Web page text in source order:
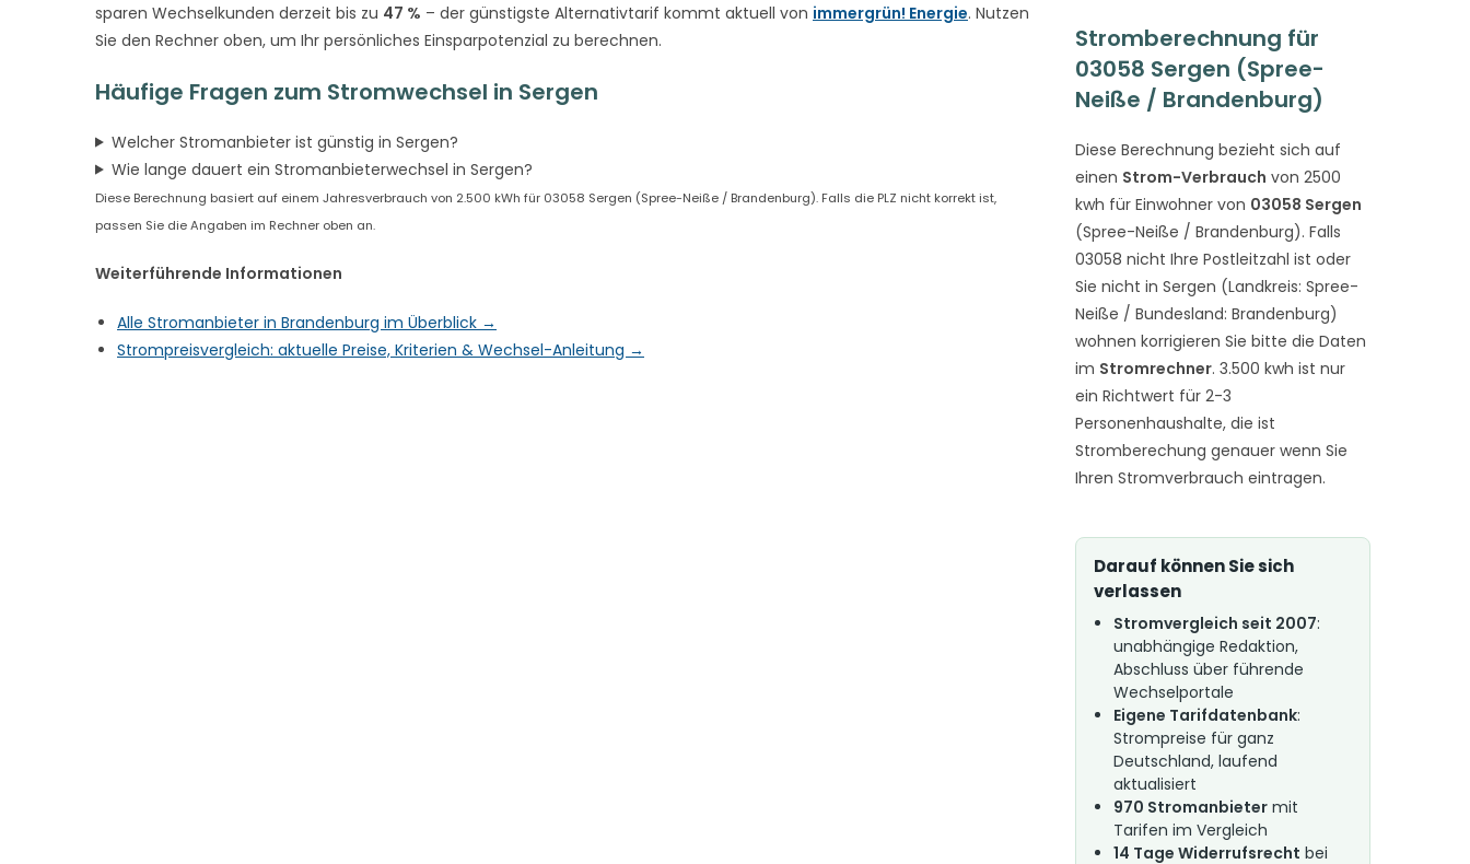
sparen Wechselkunden derzeit bis zu 47 % – der günstigste Alternativtarif kommt aktuell von immergrün! Energie. Nutzen
Sie den Rechner oben, um Ihr persönliches Einsparpotenzial zu berechnen.
Häufige Fragen zum Stromwechsel in Sergen
Welcher Stromanbieter ist günstig in Sergen?
Wie lange dauert ein Stromanbieterwechsel in Sergen?
Diese Berechnung basiert auf einem Jahresverbrauch von 2.500 kWh für 03058 Sergen (Spree-Neiße / Brandenburg). Falls die PLZ nicht korrekt ist,
passen Sie die Angaben im Rechner oben an.
Weiterführende Informationen
Alle Stromanbieter in Brandenburg im Überblick →
Strompreisvergleich: aktuelle Preise, Kriterien & Wechsel-Anleitung →
Stromberechnung für
03058 Sergen (Spree-
Neiße / Brandenburg)
Diese Berechnung bezieht sich auf
einen Strom-Verbrauch von 2500
kwh für Einwohner von 03058 Sergen
(Spree-Neiße / Brandenburg). Falls
03058 nicht Ihre Postleitzahl ist oder
Sie nicht in Sergen (Landkreis: Spree-
Neiße / Bundesland: Brandenburg)
wohnen korrigieren Sie bitte die Daten
im Stromrechner. 3.500 kwh ist nur
ein Richtwert für 2-3
Personenhaushalte, die ist
Stromberechung genauer wenn Sie
Ihren Stromverbrauch eintragen.
Darauf können Sie sich
verlassen
Stromvergleich seit 2007:
unabhängige Redaktion,
Abschluss über führende
Wechselportale
Eigene Tarifdatenbank:
Strompreise für ganz
Deutschland, laufend
aktualisiert
970 Stromanbietermit
Tarifen im Vergleich
14 Tage Widerrufsrecht bei